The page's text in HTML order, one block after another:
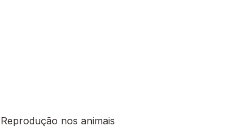
Reprodução nos animais